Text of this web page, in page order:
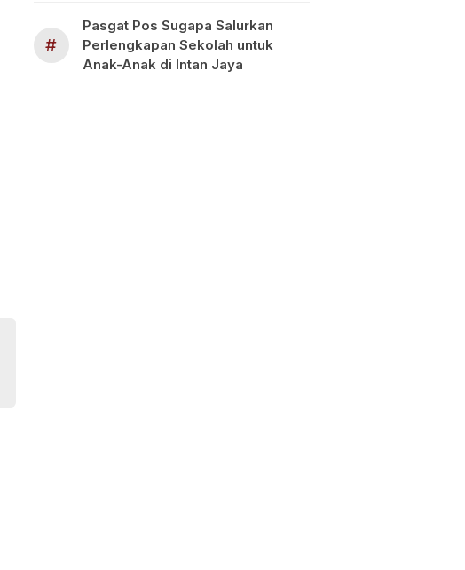
#
Pasgat Pos Sugapa Salurkan
Perlengkapan Sekolah untuk
Anak-Anak di Intan Jaya